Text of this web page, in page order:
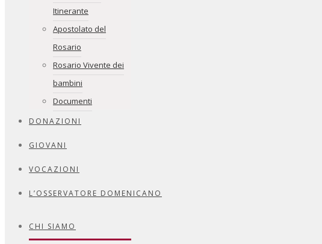
Itinerante
Apostolato del
Rosario
Rosario Vivente dei
bambini
Documenti
DONAZIONI
GIOVANI
VOCAZIONI
L’OSSERVATORE DOMENICANO
CHI SIAMO